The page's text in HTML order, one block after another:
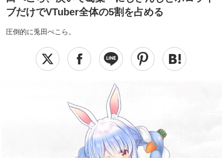
ブだけでVTuber全体の5割を占める
圧倒的に兎田ぺこら。